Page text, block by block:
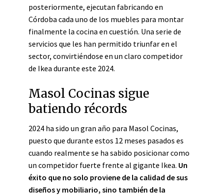
posteriormente, ejecutan fabricando en
Córdoba cada uno de los muebles para montar
finalmente la cocina en cuestión. Una serie de
servicios que les han permitido triunfar en el
sector, convirtiéndose en un claro competidor
de Ikea durante este 2024.
Masol Cocinas sigue
batiendo récords
2024 ha sido un gran año para Masol Cocinas,
puesto que durante estos 12 meses pasados es
cuando realmente se ha sabido posicionar como
un competidor fuerte frente al gigante Ikea. Un
éxito que no solo proviene de la calidad de sus
diseños y mobiliario, sino también de la